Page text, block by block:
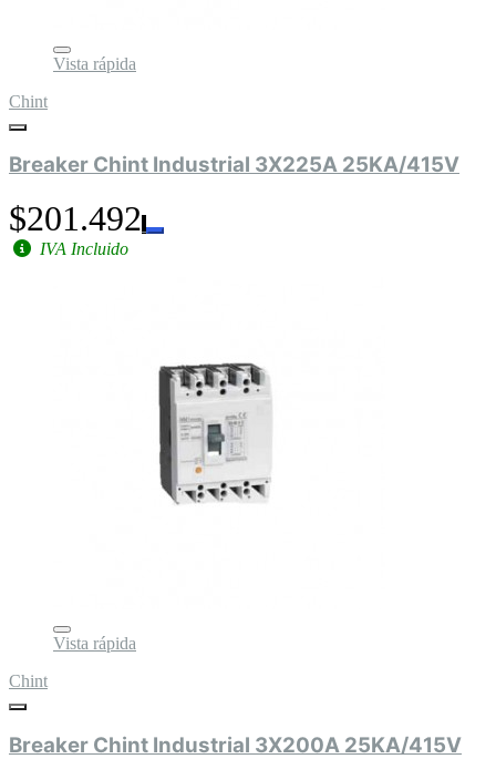
Vista rápida
Chint
Breaker Chint Industrial 3X225A 25KA/415V
$201.492
IVA Incluido
Vista rápida
Chint
Breaker Chint Industrial 3X200A 25KA/415V